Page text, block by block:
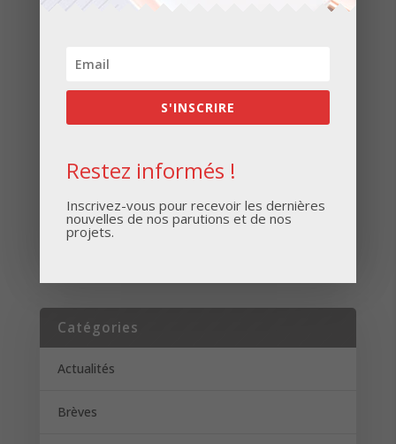
nouvelles de nos parutions et de nos projets.
Catégories
Actualités
Brèves
S'INSCRIRE
Restez informés !
Inscrivez-vous pour recevoir les dernières
nouvelles de nos parutions et de nos
projets.